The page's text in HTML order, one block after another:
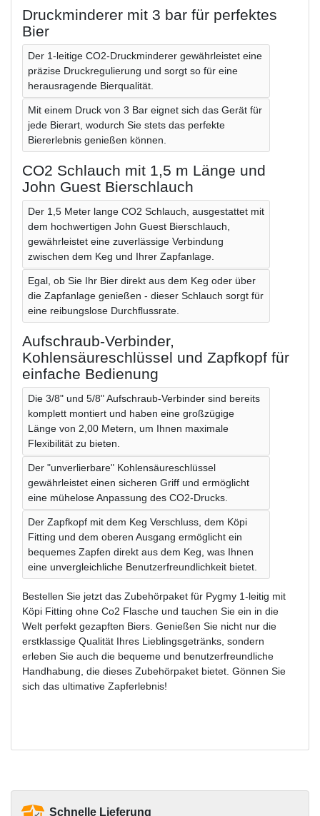
Druckminderer mit 3 bar für perfektes
Bier
Der 1-leitige CO2-Druckminderer gewährleistet eine
präzise Druckregulierung und sorgt so für eine
herausragende Bierqualität.
Mit einem Druck von 3 Bar eignet sich das Gerät für
jede Bierart, wodurch Sie stets das perfekte
Biererlebnis genießen können.
CO2 Schlauch mit 1,5 m Länge und
John Guest Bierschlauch
Der 1,5 Meter lange CO2 Schlauch, ausgestattet mit
dem hochwertigen John Guest Bierschlauch,
gewährleistet eine zuverlässige Verbindung
zwischen dem Keg und Ihrer Zapfanlage.
Egal, ob Sie Ihr Bier direkt aus dem Keg oder über
die Zapfanlage genießen - dieser Schlauch sorgt für
eine reibungslose Durchflussrate.
Aufschraub-Verbinder,
Kohlensäureschlüssel und Zapfkopf für
einfache Bedienung
Die 3/8" und 5/8" Aufschraub-Verbinder sind bereits
komplett montiert und haben eine großzügige
Länge von 2,00 Metern, um Ihnen maximale
Flexibilität zu bieten.
Der "unverlierbare" Kohlensäureschlüssel
gewährleistet einen sicheren Griff und ermöglicht
eine mühelose Anpassung des CO2-Drucks.
Der Zapfkopf mit dem Keg Verschluss, dem Köpi
Fitting und dem oberen Ausgang ermöglicht ein
bequemes Zapfen direkt aus dem Keg, was Ihnen
eine unvergleichliche Benutzerfreundlichkeit bietet.
Bestellen Sie jetzt das Zubehörpaket für Pygmy 1-leitig mit
Köpi Fitting ohne Co2 Flasche und tauchen Sie ein in die
Welt perfekt gezapften Biers. Genießen Sie nicht nur die
erstklassige Qualität Ihres Lieblingsgetränks, sondern
erleben Sie auch die bequeme und benutzerfreundliche
Handhabung, die dieses Zubehörpaket bietet. Gönnen Sie
sich das ultimative Zapferlebnis!
Schnelle Lieferung